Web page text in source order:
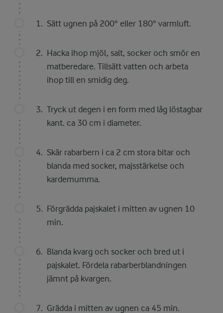
Sätt ugnen på 200° eller 180° varmluft.
Hacka ihop mjöl, salt, socker och smör en
matberedare. Tillsätt vatten och arbeta
ihop till en smidig deg.
Tryck ut degen i en form med låg löstagbar
kant. ca 30 cm i diameter.
Skär rabarbern i ca 2 cm stora bitar och
blanda med socker, majsstärkelse och
kardemumma.
Förgrädda pajskalet i mitten av ugnen 10
min.
Blanda kvarg och socker och bred ut i
pajskalet. Fördela rabarberblandningen
jämnt på kvargen.
Grädda i mitten av ugnen ca 45 min.